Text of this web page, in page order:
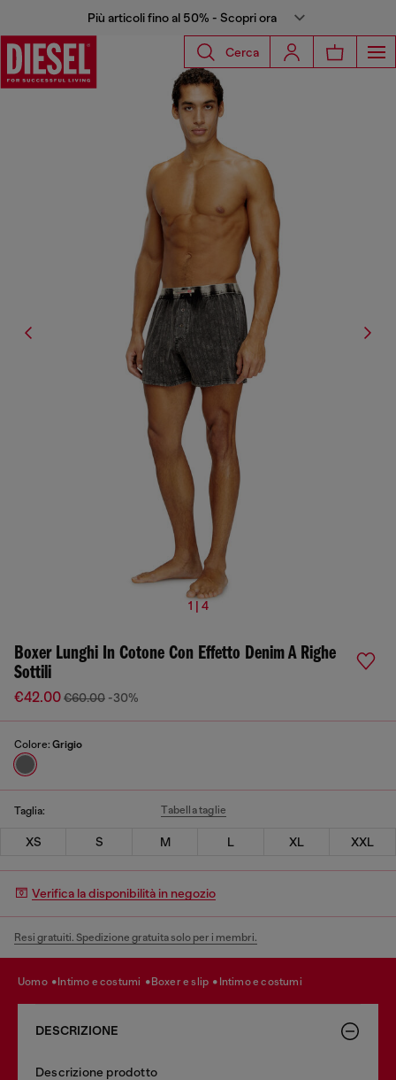
Più articoli fino al 50% - Scopri ora
Cerca
1 | 4
Boxer Lunghi In Cotone Con Effetto Denim A Righe
Sottili
€42.00€60.00 -30%
Colore: Grigio
Taglia: Tabella taglie
XS S M L XL XXL
Verifica la disponibilità in negozio
Resi gratuiti. Spedizione gratuita solo per i membri.
uomo intimo e costumi boxer e slip intimo e costumi
DESCRIZIONE
Descrizione prodotto